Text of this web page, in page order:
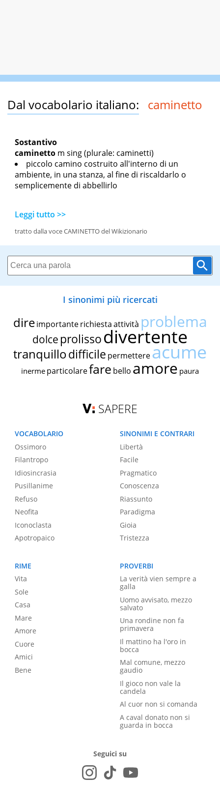
Dal vocabolario italiano: caminetto
Sostantivo
caminetto m sing(plurale: caminetti)
piccolo camino costruito all'interno di un
ambiente, in una stanza, al fine di riscaldarlo o
semplicemente di abbellirlo
Leggi tutto >>
tratto dalla voce CAMINETTO del Wikizionario
I sinonimi più ricercati
dire importante richiestaattività problema
dolce prolissodivertente
tranquillodifficile permettereacume
inerme particolarefare bello amore paura
SAPERE
VOCABOLARIO
Ossimoro
Filantropo
Idiosincrasia
Pusillanime
Refuso
Neofita
Iconoclasta
Apotropaico
SINONIMI E CONTRARI
Libertà
Facile
Pragmatico
Conoscenza
Riassunto
Paradigma
Gioia
Tristezza
RIME
Vita
Sole
Casa
Mare
Amore
Cuore
Amici
Bene
PROVERBI
La verità vien sempre a
galla
Uomo avvisato, mezzo
salvato
Una rondine non fa
primavera
Il mattino ha l'oro in
bocca
Mal comune, mezzo
gaudio
Il gioco non vale la
candela
Al cuor non si comanda
A caval donato non si
guarda in bocca
Seguici su